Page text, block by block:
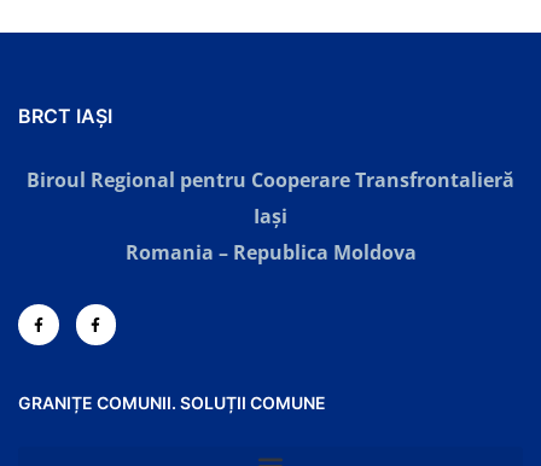
BRCT IAȘI
Biroul Regional pentru Cooperare Transfrontalieră
Iaşi
Romania – Republica Moldova
GRANIȚE COMUNII. SOLUȚII COMUNE